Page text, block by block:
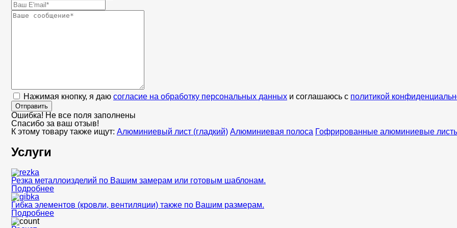
Нажимая кнопку, я даю согласие на обработку персональных данных и соглашаюсь с политикой
Отправить
Ошибка! Не все поля заполнены
Спасибо за ваш отзыв!
К этому товару также ищут: Алюминиевый лист (гладкий) Алюминиевая полоса Гофрированные алюминиевые
Услуги
Резка металлоизделий по Вашим замерам или готовым шаблонам.
Подробнее
Гибка элементов (кровли, вентиляции) также по Вашим размерам.
Подробнее